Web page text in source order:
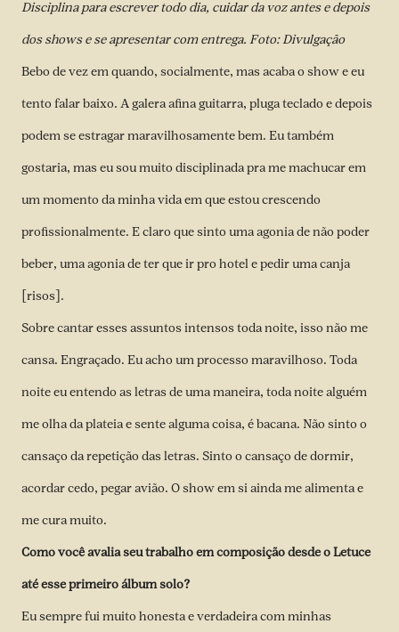
Disciplina para escrever todo dia, cuidar da voz antes e depois
dos shows e se apresentar com entrega. Foto: Divulgação
Bebo de vez em quando, socialmente, mas acaba o show e eu
tento falar baixo. A galera afina guitarra, pluga teclado e depois
podem se estragar maravilhosamente bem. Eu também
gostaria, mas eu sou muito disciplinada pra me machucar em
um momento da minha vida em que estou crescendo
profissionalmente. E claro que sinto uma agonia de não poder
beber, uma agonia de ter que ir pro hotel e pedir uma canja
[risos].
Sobre cantar esses assuntos intensos toda noite, isso não me
cansa. Engraçado. Eu acho um processo maravilhoso. Toda
noite eu entendo as letras de uma maneira, toda noite alguém
me olha da plateia e sente alguma coisa, é bacana. Não sinto o
cansaço da repetição das letras. Sinto o cansaço de dormir,
acordar cedo, pegar avião. O show em si ainda me alimenta e
me cura muito.
Como você avalia seu trabalho em composição desde o Letuce
até esse primeiro álbum solo?
Eu sempre fui muito honesta e verdadeira com minhas